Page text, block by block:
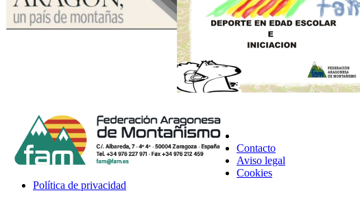
Contacto
Aviso legal
Cookies
Política de privacidad